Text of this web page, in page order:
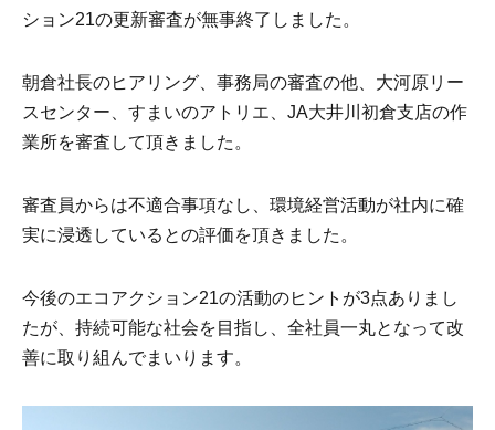
ション21の更新審査が無事終了しました。
朝倉社長のヒアリング、事務局の審査の他、大河原リー
スセンター、すまいのアトリエ、JA大井川初倉支店の作
業所を審査して頂きました。
審査員からは不適合事項なし、環境経営活動が社内に確
実に浸透しているとの評価を頂きました。
今後のエコアクション21の活動のヒントが3点ありまし
たが、持続可能な社会を目指し、全社員一丸となって改
善に取り組んでまいります。